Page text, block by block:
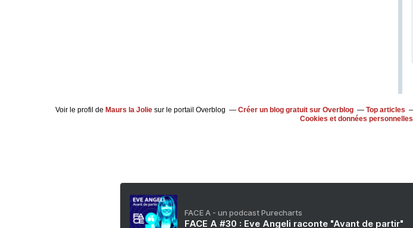
Voir le profil de Maurs la Jolie sur le portail Overblog Créer un blog gratuit sur Overblog Top articles
Cookies et données personnelles
FACE A - un podcast Purecharts
FACE A #30 : Eve Angeli raconte "Avant de partir"